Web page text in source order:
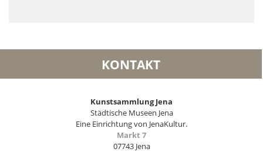
KONTAKT
Kunstsammlung Jena
Städtische Museen Jena
Eine Einrichtung von JenaKultur.
Markt 7
07743 Jena